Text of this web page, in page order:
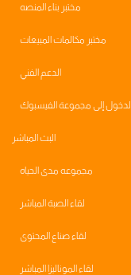
مختبر بناء المنصه
مختبر مكالمات المبيعات
الدعم الفني
الدخول إلى مجموعة الفيسبوك
البث المباشر
مجموعه مدى الحياه
لقاء الصبة المباشر
لقاء صناع المحتوى
لقاء الموناليزا المباشر